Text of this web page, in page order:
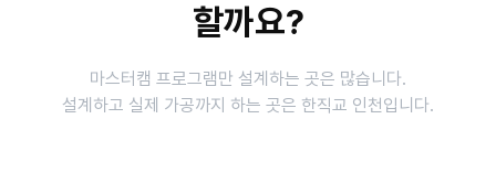
할까요?
마스터캠 프로그램만 설계하는 곳은 많습니다.
설계하고 실제 가공까지 하는 곳은 한직교 인천입니다.